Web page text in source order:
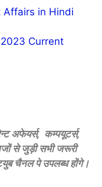
Affairs in Hindi
Current
अफेयर्स, कम्‍पयूटर्स,
से जुड़ी सभी जरूरी
चैनल पे उपलब्‍ध होंगे।